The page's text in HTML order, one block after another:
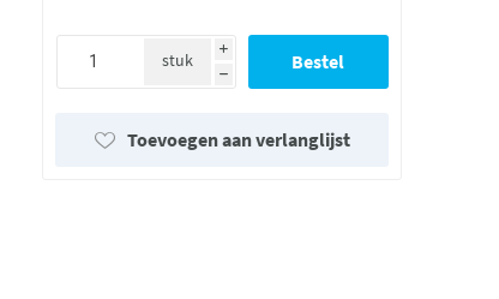
i
h
stuk
Toevoegen aan verlanglijst